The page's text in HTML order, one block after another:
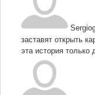
заставят открыть
эта история